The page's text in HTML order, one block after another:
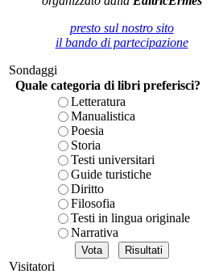
presto sul nostro sito
il bando di partecipazione
Sondaggi
Quale categoria di libri preferisci?
Letteratura
Manualistica
Poesia
Storia
Testi universitari
Guide turistiche
Diritto
Filosofia
Testi in lingua originale
Narrativa
Visitatori